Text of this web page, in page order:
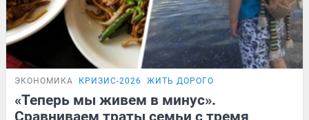
ЭКОНОМИКА КРИЗИС-2026 ЖИТЬ ДОРОГО
«Теперь мы живем в минус».